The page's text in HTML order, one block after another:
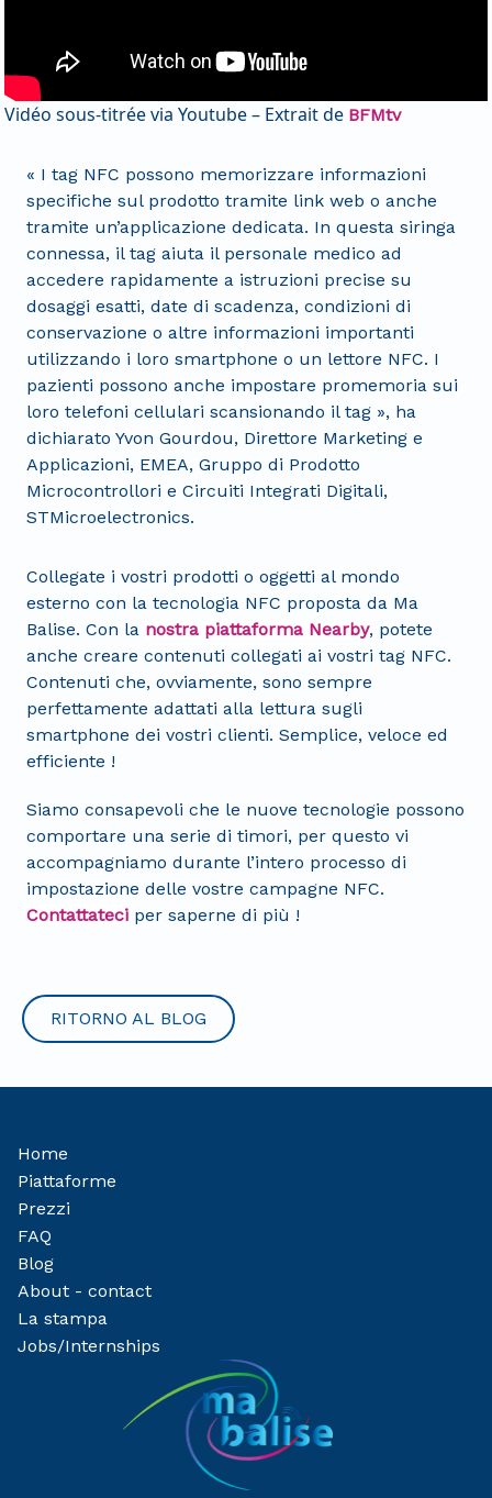
Vidéo sous-titrée via Youtube – Extrait de BFMtv
« I tag NFC possono memorizzare informazioni
specifiche sul prodotto tramite link web o anche
tramite un’applicazione dedicata. In questa siringa
connessa, il tag aiuta il personale medico ad
accedere rapidamente a istruzioni precise su
dosaggi esatti, date di scadenza, condizioni di
conservazione o altre informazioni importanti
utilizzando i loro smartphone o un lettore NFC. I
pazienti possono anche impostare promemoria sui
loro telefoni cellulari scansionando il tag », ha
dichiarato Yvon Gourdou, Direttore Marketing e
Applicazioni, EMEA, Gruppo di Prodotto
Microcontrollori e Circuiti Integrati Digitali,
STMicroelectronics.
Collegate i vostri prodotti o oggetti al mondo
esterno con la tecnologia NFC proposta da Ma
Balise. Con la nostra piattaforma Nearby, potete
anche creare contenuti collegati ai vostri tag NFC.
Contenuti che, ovviamente, sono sempre
perfettamente adattati alla lettura sugli
smartphone dei vostri clienti. Semplice, veloce ed
efficiente !
Siamo consapevoli che le nuove tecnologie possono
comportare una serie di timori, per questo vi
accompagniamo durante l’intero processo di
impostazione delle vostre campagne NFC.
Contattateci per saperne di più !
RITORNO AL BLOG
Home
Piattaforme
Prezzi
FAQ
Blog
About - contact
La stampa
Jobs/Internships